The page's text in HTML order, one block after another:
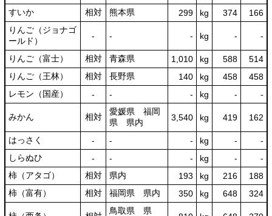
すいか 相対 熊本県 299 kg 374
166
りんご（ジョナゴ
ールド）
‐ ‐ ‐ kg - ‐
りんご（富士） 相対 青森県 1,010 kg 588
514
りんご（王林）
相対 長野県 140 kg 458
458
レモン（国産）
‐ ‐ ‐ kg - ‐
みかん 相対
愛媛県 福岡
県 県内
3,540 kg 419 162
はっさく ‐ ‐ ‐ kg -
‐
しらぬひ
‐ ‐ ‐ kg -
‐
柿（アタゴ）
相対 県内 193 kg 216
188
柿（富有）
相対 福岡県 県内 350 kg 648 324
鳥取県 県